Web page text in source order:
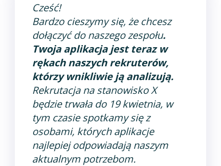
Cześć!
Bardzo cieszymy się, że chcesz
dołączyć do naszego zespołu.
Twoja aplikacja jest teraz w
rękach naszychrekruterów,
którzy wnikliwie ją analizują.
Rekrutacja na stanowisko X
będzie trwała do 19 kwietnia, w
tym czasie spotkamy się z
osobami, których aplikacje
najlepiej odpowiadają naszym
aktualnym potrzebom.